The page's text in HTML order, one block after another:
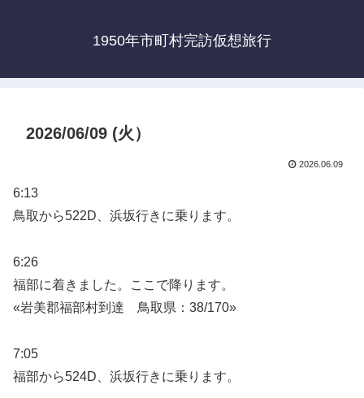
1950年市町村完訪仮想旅行
2026/06/09 (火）
2026.06.09
6:13
鳥取から522D、浜坂行きに乗ります。
6:26
福部に着きました。ここで降ります。
«岩美郡福部村到達 鳥取県：38/170»
7:05
福部から524D、浜坂行きに乗ります。